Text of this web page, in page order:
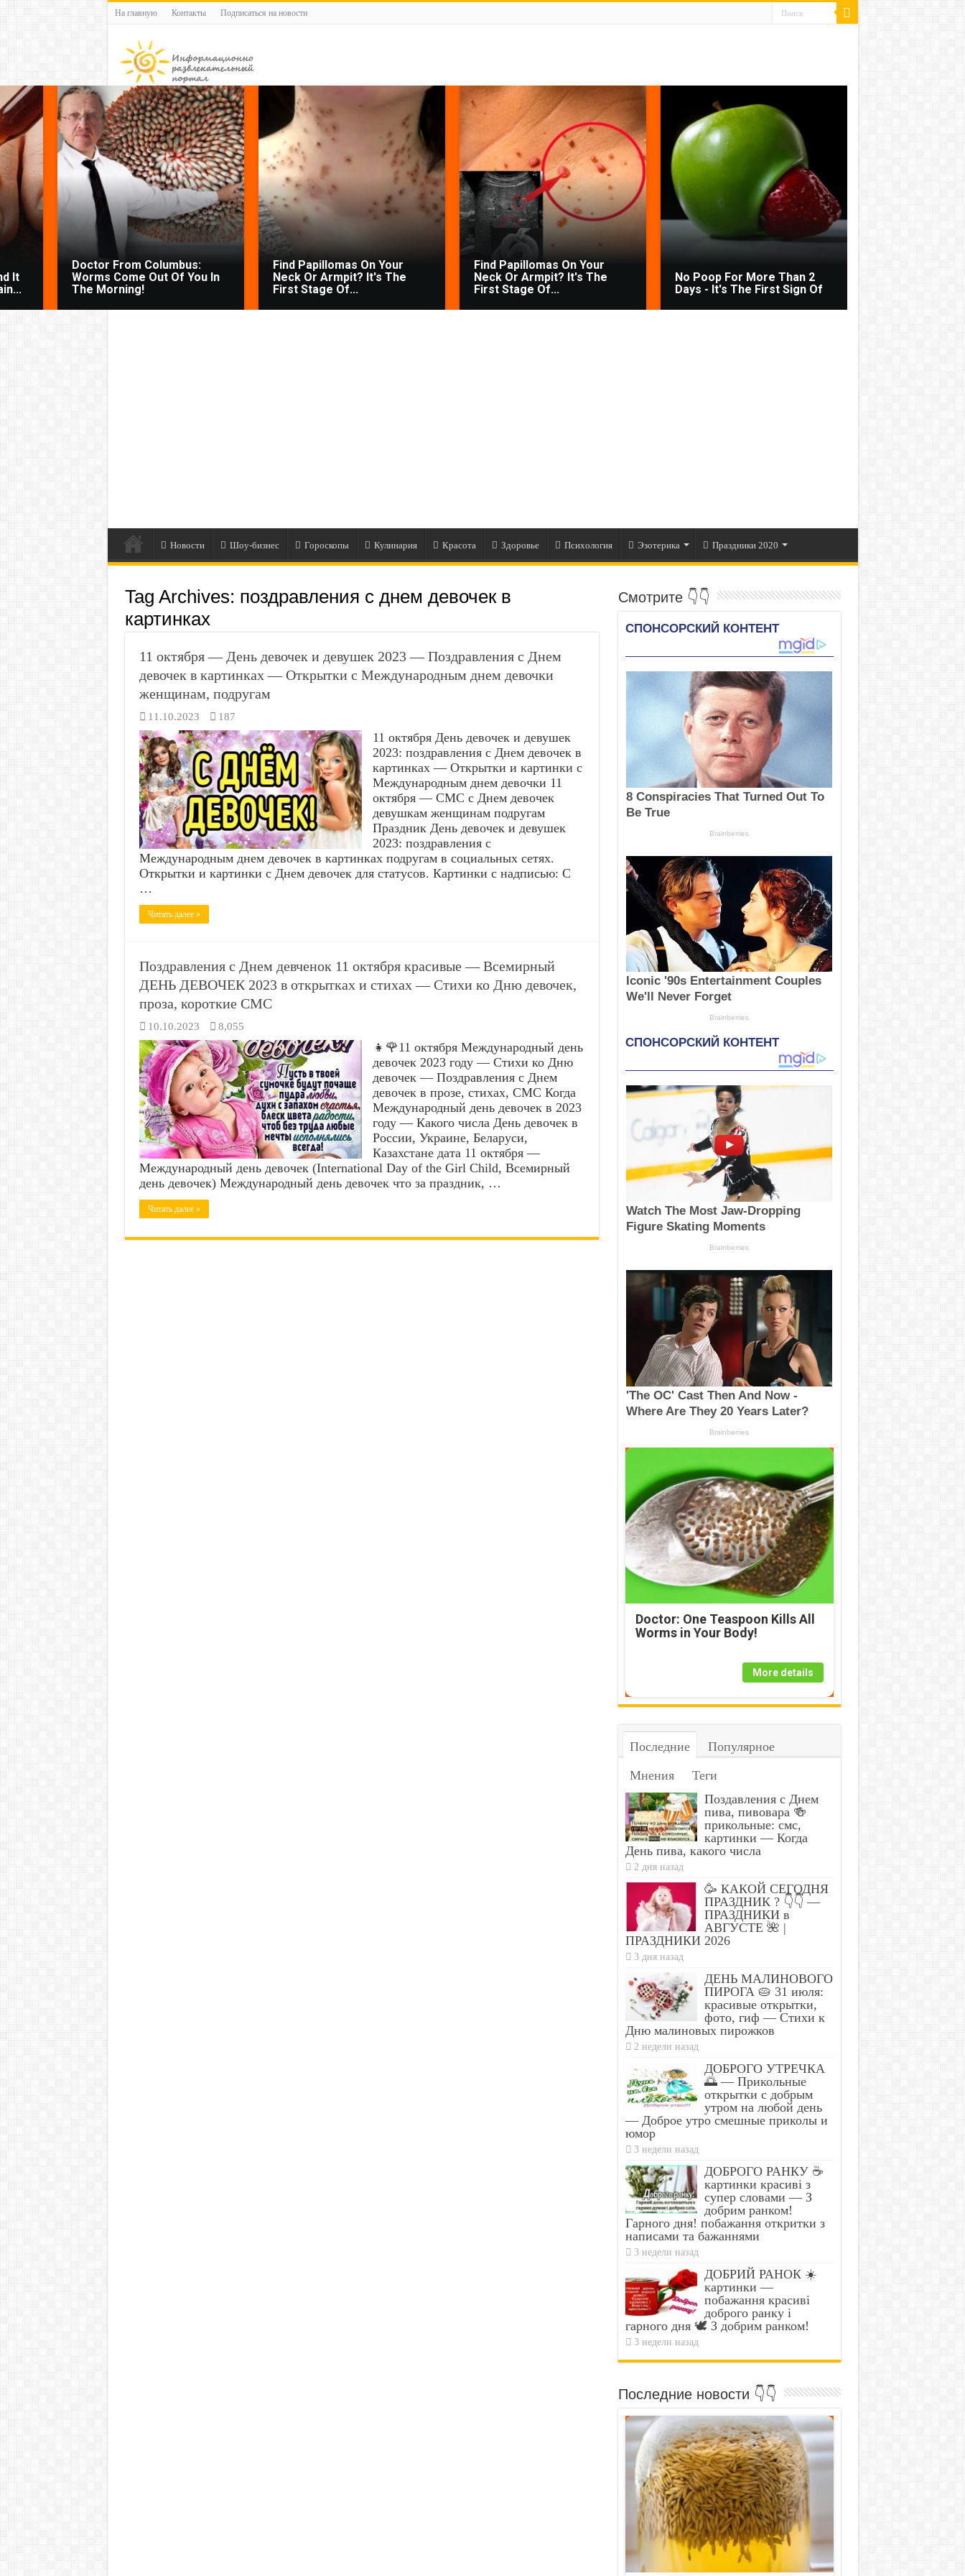
На главную Контакты Подписаться на новости
It
Doctor From Columbus:
Worms Come Out Of You In
The Morning!
Find Papillomas On Your
Neck Or Armpit? It's The
First Stage Of...
Find Papillomas On Your
Neck Or Armpit? It's The
First Stage Of...
No Poop For More Than 2
Days - It's The First Sign Of
Новости Шоу-бизнес Гороскопы Кулинария Красота Здоровье Психология Эзотерика Праздники 2020
Tag Archives: поздравления с днем девочек в
картинках
11 октября — День девочек и девушек 2023 — Поздравления с Днем
девочек в картинках — Открытки с Международным днем девочки
женщинам, подругам
11.10.2023 187
11 октября День девочек и девушек
2023: поздравления с Днем девочек в
картинках — Открытки и картинки с
Международным днем девочки 11
октября — СМС с Днем девочек
девушкам женщинам подругам
Праздник День девочек и девушек
2023: поздравления с
Международным днем девочек в картинках подругам в социальных сетях.
Открытки и картинки с Днем девочек для статусов. Картинки с надписью: С
…
Читать далее »
Поздравления с Днем девченок 11 октября красивые — Всемирный
ДЕНЬ ДЕВОЧЕК 2023 в открытках и стихах — Стихи ко Дню девочек,
проза, короткие СМС
10.10.2023 8,055
👧🌹11 октября Международный день
девочек 2023 году — Стихи ко Дню
девочек — Поздравления с Днем
девочек в прозе, стихах, СМС Когда
Международный день девочек в 2023
году — Какого числа День девочек в
России, Украине, Беларуси,
Казахстане дата 11 октября —
Международный день девочек (International Day of the Girl Child, Всемирный
день девочек) Международный день девочек что за праздник, …
Читать далее »
Смотрите 👇👇
Doctor: One Teaspoon Kills All
Worms in Your Body!
More details
Последние
Популярное
Мнения
Теги
Поздавления с Днем
пива, пивовара 🍻
прикольные: смс,
картинки — Когда
День пива, какого числа
2 дня назад
🥳 КАКОЙ СЕГОДНЯ
ПРАЗДНИК ? 👇👇 —
ПРАЗДНИКИ в
АВГУСТЕ 🌺 |
ПРАЗДНИКИ 2026
3 дня назад
ДЕНЬ МАЛИНОВОГО
ПИРОГА 🥧 31 июля:
красивые открытки,
фото, гиф — Стихи к
Дню малиновых пирожков
2 недели назад
ДОБРОГО УТРЕЧКА
🌅 — Прикольные
открытки с добрым
утром на любой день
— Доброе утро смешные приколы и
юмор
3 недели назад
ДОБРОГО РАНКУ ☕
картинки красиві з
супер словами — З
добрим ранком!
Гарного дня! побажання откритки з
написами та бажаннями
3 недели назад
ДОБРИЙ РАНОК ☀️
картинки —
побажання красиві
доброго ранку і
гарного дня 🕊️ З добрим ранком!
3 недели назад
Последние новости 👇👇